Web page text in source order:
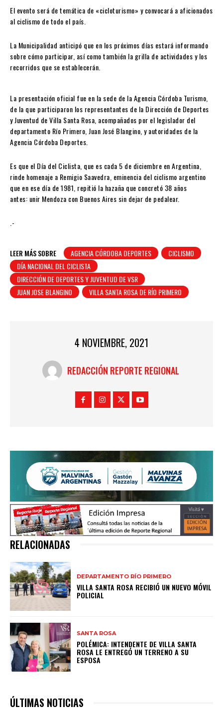
El evento será de temática de «cicloturismo» y convocará a aficionados
al ciclismo de todo el país.
La Municipalidad anticipó que en los próximos días estará informando
sobre cómo participar, así como también la grilla de actividades y los
recorridos que se establecerán.
La presentación oficial fue en la sede de la Agencia Córdoba Turismo,
de la que participaron los representantes de la Dirección de Deportes
y Juventud de Villa Santa Rosa, acompañados por el legislador del
departamento Río Primero, Juan José Blangino, y autoridades de la
Agencia Córdoba Deportes.
Es que el Día del Ciclista, que es cada 5 de diciembre en Argentina,
rinde homenaje a Remigio Saavedra, eminencia del ciclismo argentino
que en ese día de 1981, repitió la hazaña que concretó 38 años
antes: unir Mendoza con Buenos Aires sin dejar de pedalear.
.-
LEER MÁS SOBRE AGENCIA CÓRDOBA DEPORTES
CICLISMO
DÍA NACIONAL DEL CICLISTA
DIRECCIÓN DE DEPORTES Y JUVENTUD DE VSR
JUAN JOSE BLANGINO
VILLA SANTA ROSA DE RÍO PRIMERO
4 NOVIEMBRE, 2021
REDACCIÓN REPORTE REGIONAL
RELACIONADAS
DEPARTAMENTO RÍO PRIMERO
VILLA SANTA ROSA RECIBIÓ UN NUEVO MÓVIL
POLICIAL
SANTA ROSA
POLÉMICA: INTENDENTE DE VILLA SANTA
ROSA LE ENTREGÓ UN TERRENO A SU
ESPOSA
ÚLTIMAS NOTICIAS